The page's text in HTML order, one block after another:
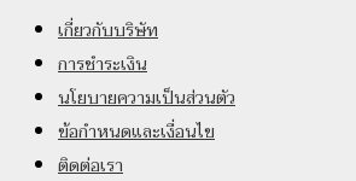
เกี่ยวกับบริษัท
การชำระเงิน
นโยบายความเป็นส่วนตัว
ข้อกำหนดและเงื่อนไข
ติดต่อเรา